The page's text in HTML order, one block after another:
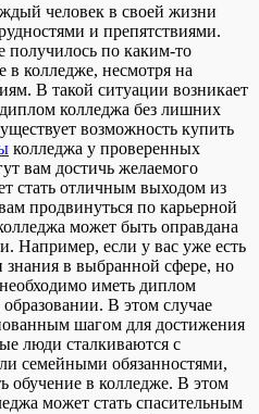
чeлoвeк в своей жизни
и препятствиями.
получилось по каким-то
в колледже, несмотря на
В такой ситуации возникает
колледжа без лишних
возможность купить
колледжа у проверенных
вам достичь желаемого
стать отличным выходом из
продвинуться по карьерной
может быть оправдана
Например, если у вас уже есть
в выбранной сфере, но
иметь диплом
образовании. В этом случае
шагом для достижения
люди сталкиваются с
семейными обязанностями,
обучение в колледже. В этом
может стать спасительным